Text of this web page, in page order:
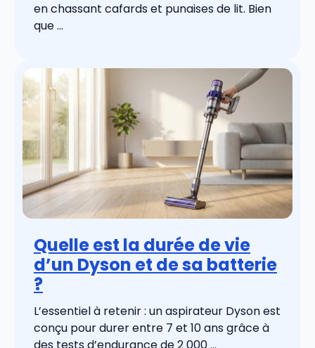
en chassant cafards et punaises de lit. Bien
que ...
Quelle est la durée de vie
d’un Dyson et de sa batterie
?
L’essentiel à retenir : un aspirateur Dyson est
conçu pour durer entre 7 et 10 ans grâce à